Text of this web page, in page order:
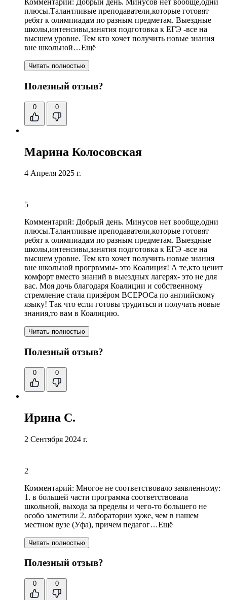
Комментарий: Добрый день. Минусов нет вообще,одни
плюсы.Талантливые преподаватели,которые готовят
ребят к олимпиадам по разным предметам. Выездные
школы,интенсивы,занятия подготовка к ЕГЭ -все на
высшем уровне. Тем кто хочет получить новые знания
вне школьной…Ещё
Читать полностью
Полезный отзыв?
0 0
Марина Колосовская
4 Апреля 2025 г.
5
Комментарий: Добрый день. Минусов нет вообще,одни
плюсы.Талантливые преподаватели,которые готовят
ребят к олимпиадам по разным предметам. Выездные
школы,интенсивы,занятия подготовка к ЕГЭ -все на
высшем уровне. Тем кто хочет получить новые знания
вне школьной прогрвммы- это Коалиция! А те,кто ценит
комфорт вместо знаний в выездных лагерях- это не для
вас. Моя дочь благодаря Коалиции и собственному
стремление стала призёром ВСЕРОСа по английскому
языку! Так что если готовы трудиться и получать новые
знания,то вам в Коалицию.
Читать полностью
Полезный отзыв?
0 0
Ирина С.
2 Сентября 2024 г.
2
Комментарий: Многое не соответствовало заявленному:
1. в большей части программа соответствовала
школьной, выхода за пределы и чего-то большего не
особо заметили 2. лаборатории хуже, чем в нашем
местном вузе (Уфа), причем педагог…Ещё
Читать полностью
Полезный отзыв?
0 0